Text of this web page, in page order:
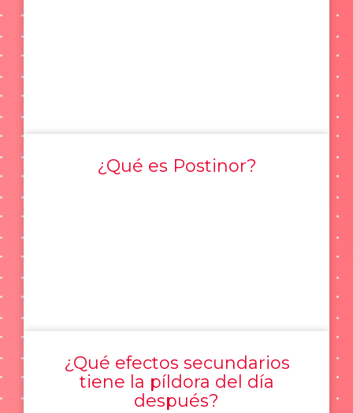
¿Qué es Postinor?
¿Qué efectos secundarios
tiene la píldora del día
después?